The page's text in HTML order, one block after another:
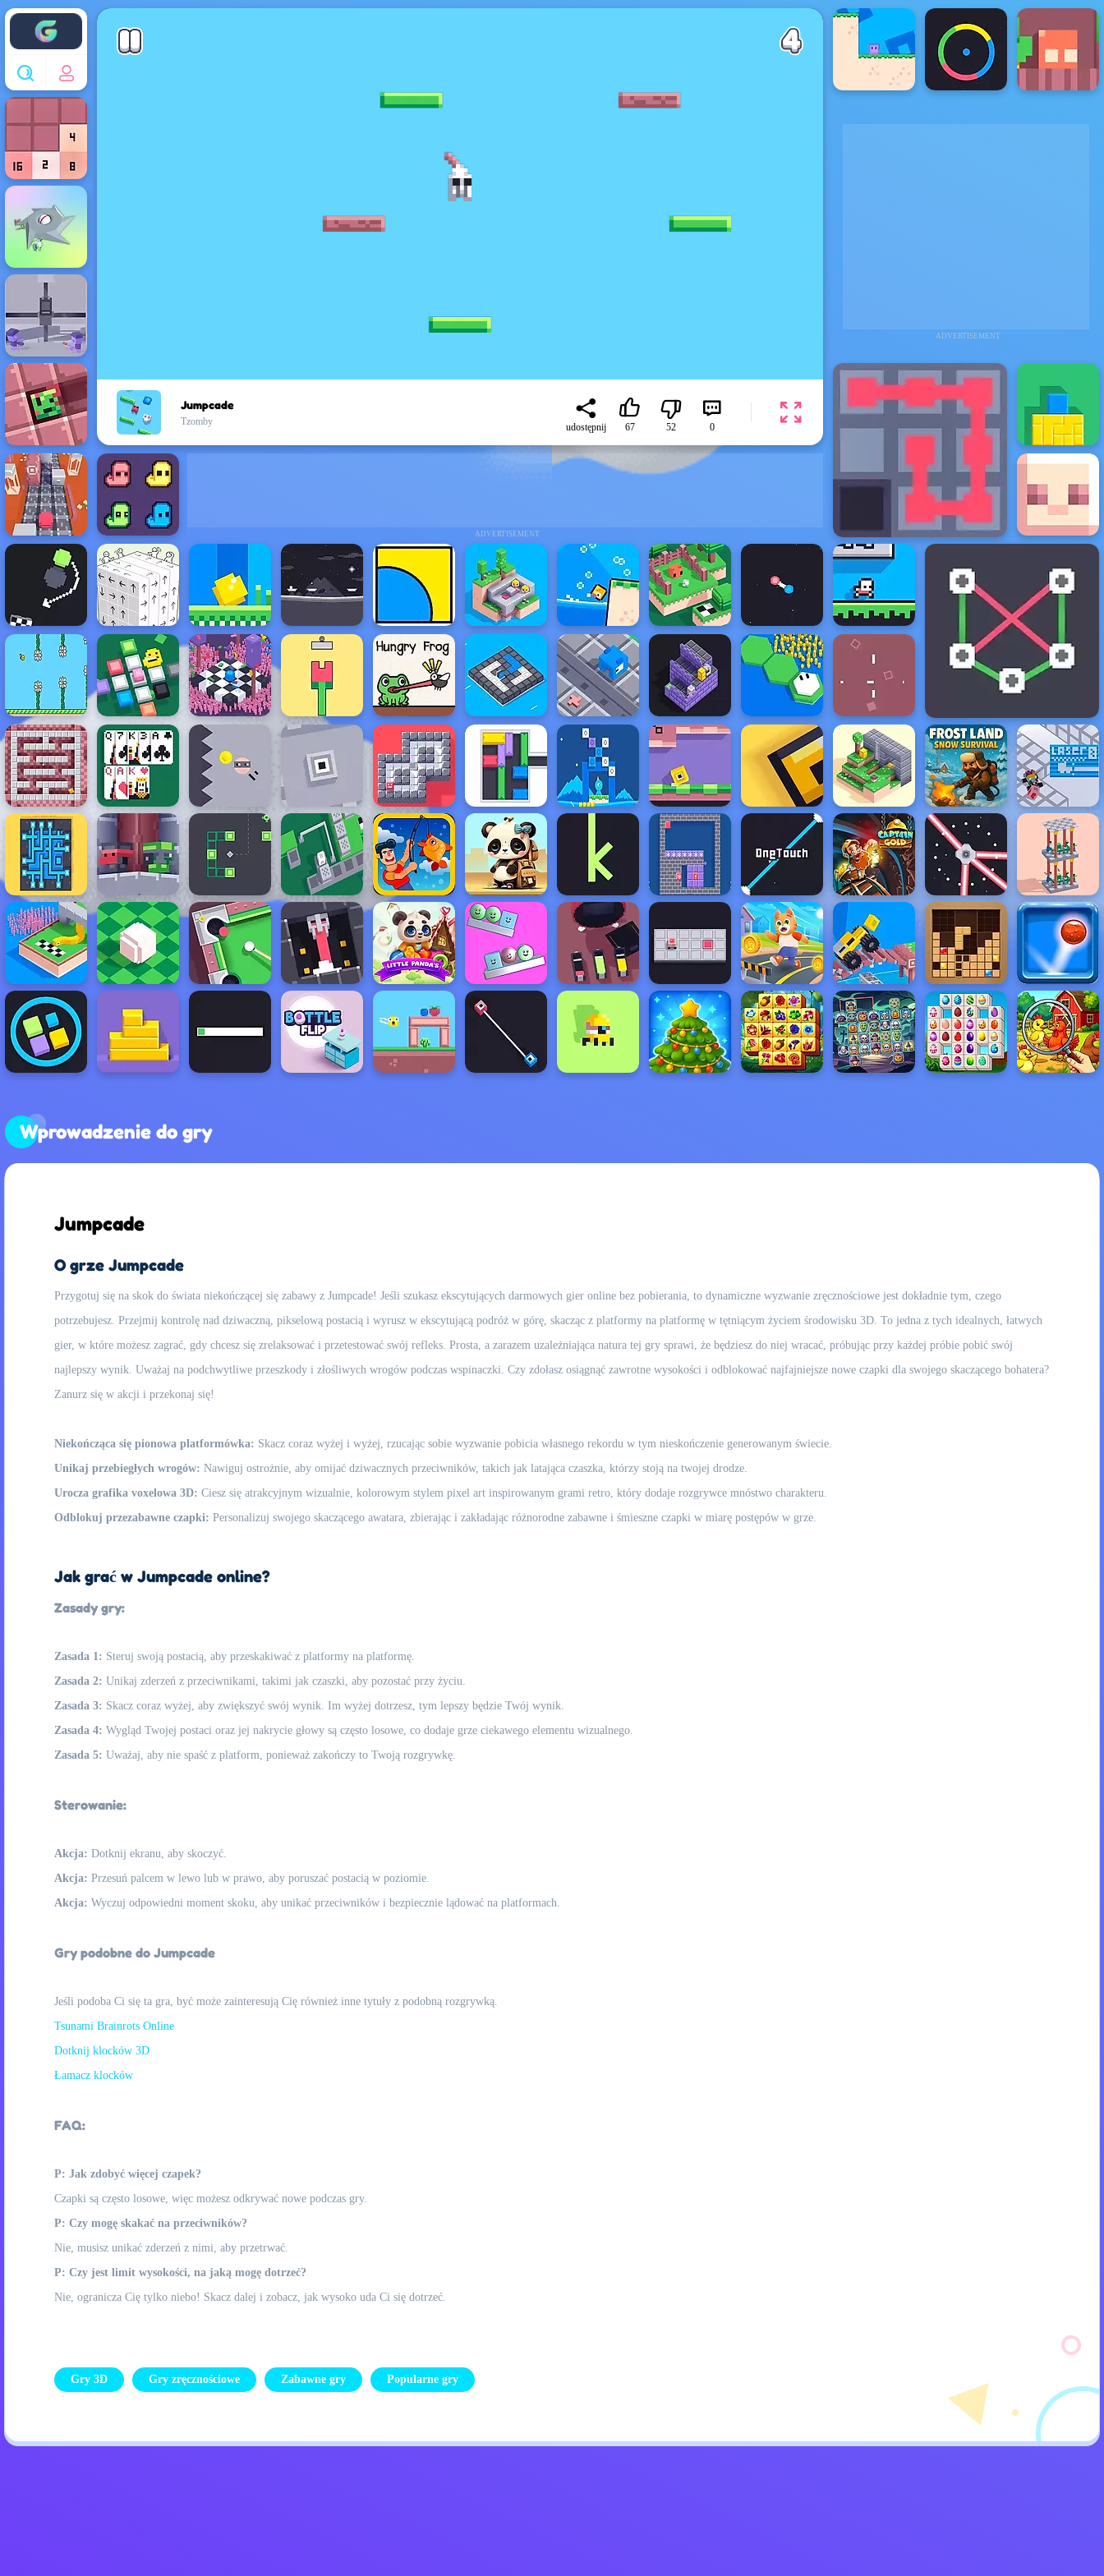
Enjoy4fun
ADVERTISEMENT
ADVERTISEMENT
Jumpcade
Tzomby
udostępnij 67 52 0
Wprowadzenie do gry
Jumpcade
O grze Jumpcade
Przygotuj się na skok do świata niekończącej się zabawy z Jumpcade! Jeśli szukasz ekscytujących darmowych gier online bez pobierania, to dynamiczne wyzwanie zręcznościowe jest dokładnie tym, czego
potrzebujesz. Przejmij kontrolę nad dziwaczną, pikselową postacią i wyrusz w ekscytującą podróż w górę, skacząc z platformy na platformę w tętniącym życiem środowisku 3D. To jedna z tych idealnych, łatwych
gier, w które możesz zagrać, gdy chcesz się zrelaksować i przetestować swój refleks. Prosta, a zarazem uzależniająca natura tej gry sprawi, że będziesz do niej wracać, próbując przy każdej próbie pobić swój
najlepszy wynik. Uważaj na podchwytliwe przeszkody i złośliwych wrogów podczas wspinaczki. Czy zdołasz osiągnąć zawrotne wysokości i odblokować najfajniejsze nowe czapki dla swojego skaczącego bohatera?
Zanurz się w akcji i przekonaj się!
Niekończąca się pionowa platformówka: Skacz coraz wyżej i wyżej, rzucając sobie wyzwanie pobicia własnego rekordu w tym nieskończenie generowanym świecie.
Unikaj przebiegłych wrogów: Nawiguj ostrożnie, aby omijać dziwacznych przeciwników, takich jak latająca czaszka, którzy stoją na twojej drodze.
Urocza grafika voxelowa 3D: Ciesz się atrakcyjnym wizualnie, kolorowym stylem pixel art inspirowanym grami retro, który dodaje rozgrywce mnóstwo charakteru.
Odblokuj przezabawne czapki: Personalizuj swojego skaczącego awatara, zbierając i zakładając różnorodne zabawne i śmieszne czapki w miarę postępów w grze.
Jak grać w Jumpcade online?
Zasady gry:
Zasada 1: Steruj swoją postacią, aby przeskakiwać z platformy na platformę.
Zasada 2: Unikaj zderzeń z przeciwnikami, takimi jak czaszki, aby pozostać przy życiu.
Zasada 3: Skacz coraz wyżej, aby zwiększyć swój wynik. Im wyżej dotrzesz, tym lepszy będzie Twój wynik.
Zasada 4: Wygląd Twojej postaci oraz jej nakrycie głowy są często losowe, co dodaje grze ciekawego elementu wizualnego.
Zasada 5: Uważaj, aby nie spaść z platform, ponieważ zakończy to Twoją rozgrywkę.
Sterowanie:
Akcja: Dotknij ekranu, aby skoczyć.
Akcja: Przesuń palcem w lewo lub w prawo, aby poruszać postacią w poziomie.
Akcja: Wyczuj odpowiedni moment skoku, aby unikać przeciwników i bezpiecznie lądować na platformach.
Gry podobne do Jumpcade
Jeśli podoba Ci się ta gra, być może zainteresują Cię również inne tytuły z podobną rozgrywką.
Tsunami Brainrots Online
Dotknij klocków 3D
Łamacz klocków
FAQ:
P: Jak zdobyć więcej czapek?
Czapki są często losowe, więc możesz odkrywać nowe podczas gry.
P: Czy mogę skakać na przeciwników?
Nie, musisz unikać zderzeń z nimi, aby przetrwać.
P: Czy jest limit wysokości, na jaką mogę dotrzeć?
Nie, ogranicza Cię tylko niebo! Skacz dalej i zobacz, jak wysoko uda Ci się dotrzeć.
Gry 3D Gry zręcznościowe Zabawne gry Popularne gry